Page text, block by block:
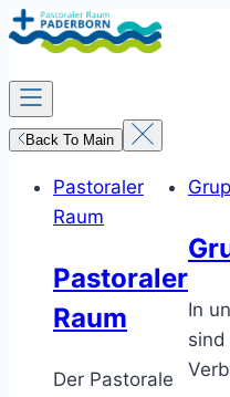
Zum
Inhalt
springen
Back To Main
Pastoraler
Raum
Pastoraler
Raum
Der Pastorale
In
sind